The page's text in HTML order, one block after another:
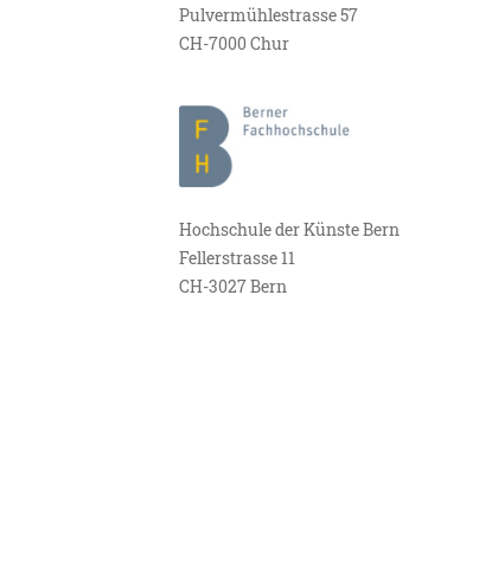
Pulvermühlestrasse 57
CH-7000 Chur
Hochschule der Künste Bern
Fellerstrasse 11
CH-3027 Bern